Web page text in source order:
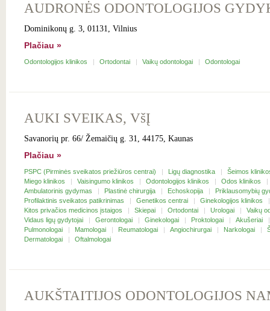
AUDRONĖS ODONTOLOGIJOS
Dominikonų g. 3, 01131, Vilnius
Plačiau »
Odontologijos klinikos Ortodontai Vaikų odontologai Odontologai
AUKI SVEIKAS, VšĮ
Savanorių pr. 66/ Žemaičių g. 31, 44175, Kaunas
Plačiau »
PSPC (Pirminės sveikatos priežiūros centrai) Ligų diagnostika
Šeimos
Miego klinikos
Vaisingumo klinikos Odontologijos klinikos
Odos klinikos
Ambulatorinis gydymas
Plastinė chirurgija Echoskopija
Priklausomybių
Profilaktinis sveikatos patikrinimas
Genetikos centrai
Ginekologijos klinikos
Kitos privačios medicinos įstaigos
Skiepai Ortodontai Urologai
Vaikų
Vidaus ligų gydytojai
Gerontologai Ginekologai Proktologai
Akušeriai
Pulmonologai
Mamologai Reumatologai Angiochirurgai Narkologai
Dermatologai
Oftalmologai
AUKŠTAITIJOS ODONTOLOGIJOS